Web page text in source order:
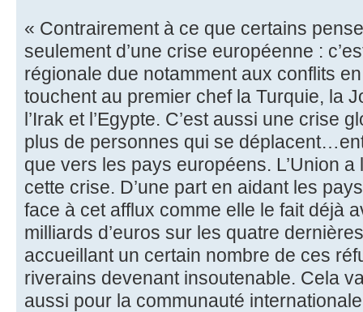
« Contrairement à ce que certains
seulement d’une crise européenne :
régionale due notamment aux conflits
touchent au premier chef la Turquie, la
l’Irak et l’Egypte. C’est aussi une crise
plus de personnes qui se
que vers les pays européens. L’Union
cette crise. D’une part en aidant les
face à cet afflux comme elle le fait déjà
milliards d’euros sur les quatre
accueillant un certain nombre de ces
riverains devenant insoutenable. Cela
aussi pour la communauté